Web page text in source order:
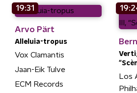
19:31
Arvo Pärt
Alleluia-tropus
Vox Clamantis
Jaan-Eik Tulve
ECM Records
Los